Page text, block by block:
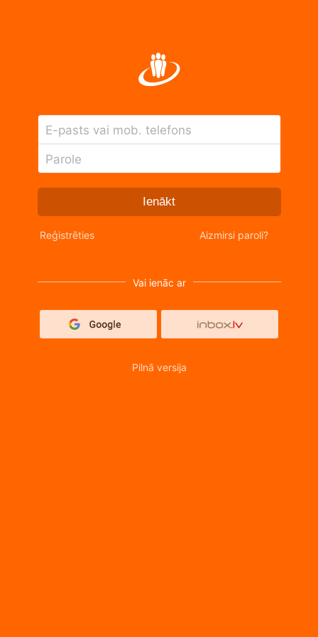
E-pasts vai mob. telefons
Parole
Ienākt
Reģistrēties Aizmirsi paroli?
Vai ienāc ar
Pilnā versija